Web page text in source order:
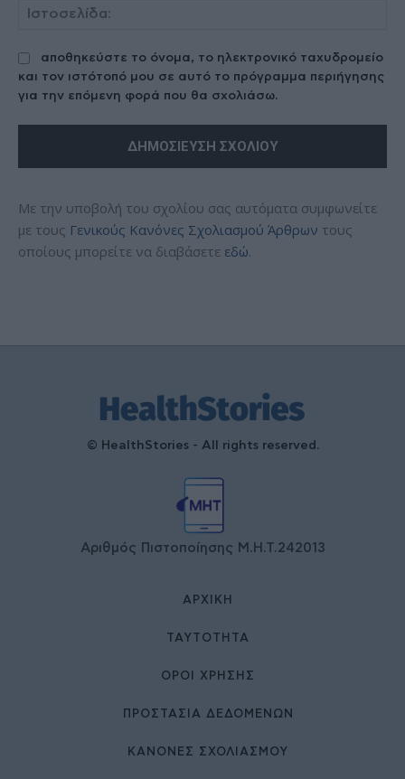
αποθηκεύστε το όνομα, το ηλεκτρονικό ταχυδρομείο
και τον ιστότοπό μου σε αυτό το πρόγραμμα περιήγησης
για την επόμενη φορά που θα σχολιάσω.
Με την υποβολή του σχολίου σας αυτόματα συμφωνείτε
με τους Γενικούς Κανόνες Σχολιασμού Άρθρων τους
οποίους μπορείτε να διαβάσετε εδώ.
© HealthStories - All rights reserved.
Αριθμός Πιστοποίησης Μ.Η.Τ.242013
ΑΡΧΙΚΉ
ΤΑΥΤΌΤΗΤΑ
ΌΡΟΙ ΧΡΉΣΗΣ
ΠΡΟΣΤΑΣΙΑ ΔΕΔΟΜΕΝΩΝ
ΚΑΝΟΝΕΣ ΣΧΟΛΙΑΣΜΟΥ